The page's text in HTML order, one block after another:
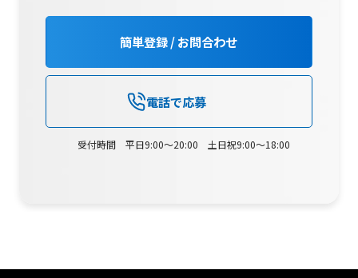
簡単登録 / お問合わせ
電話で応募
受付時間 平日9:00～20:00 土日祝9:00～18:00